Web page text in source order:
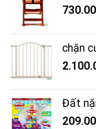
chặn
Đất